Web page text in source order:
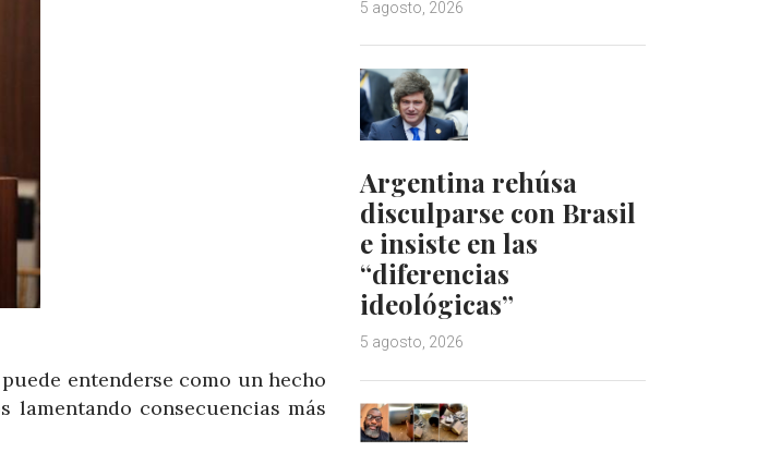
entenderse como un hecho
lamentando consecuencias más
5 agosto, 2026
Argentina rehúsa
disculparse con Brasil
e insiste en las
“diferencias
ideológicas”
5 agosto, 2026